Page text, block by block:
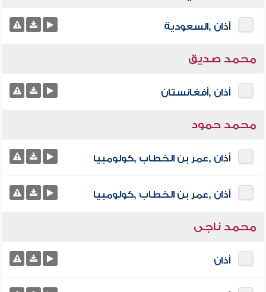
أذان ,السعودية
محمد صديق
أذان ,أفغانستان
محمد حمود
أذان ,عمر بن الخطاب ,كولومبيا
أذان ,عمر بن الخطاب ,كولومبيا
محمد ناجى
أذان